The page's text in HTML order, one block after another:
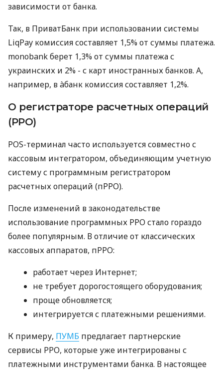
зависимости от банка.
Так, в ПриватБанк при использовании системы
LiqPay комиссия составляет 1,5% от суммы платежа.
monobank берет 1,3% от суммы платежа с
украинских и 2% - с карт иностранных банков. А,
например, в àбанк комиссия составляет 1,2%.
О регистраторе расчетных операций
(РРО)
POS-терминал часто используется совместно с
кассовым интегратором, объединяющим учетную
систему с программным регистратором
расчетных операций (пРРО).
После изменений в законодательстве
использование программных РРО стало гораздо
более популярным. В отличие от классических
кассовых аппаратов, пРРО:
работает через Интернет;
не требует дорогостоящего оборудования;
проще обновляется;
интегрируется с платежными решениями.
К примеру, ПУМБ предлагает партнерские
сервисы РРО, которые уже интегрированы с
платежными инструментами банка. В настоящее